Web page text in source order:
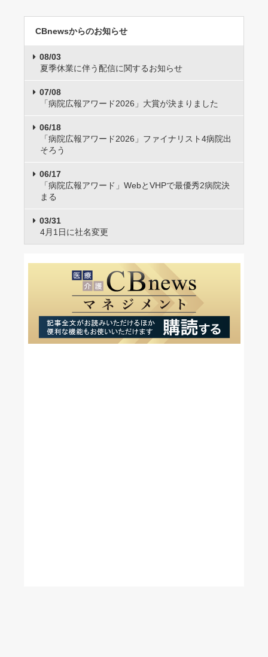
CBnewsからのお知らせ
08/03
夏季休業に伴う配信に関するお知らせ
07/08
「病院広報アワード2026」大賞が決まりました
06/18
「病院広報アワード2026」ファイナリスト4病院出
そろう
06/17
「病院広報アワード」WebとVHPで最優秀2病院決
まる
03/31
4月1日に社名変更